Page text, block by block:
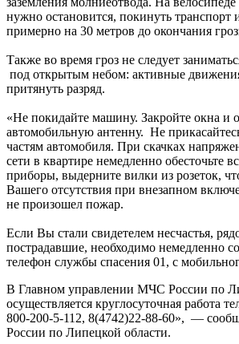
нужно остановится, покинуть транспорт
примерно на 30 метров до окончания
Также во время гроз не следует
под открытым небом: активные
притянуть разряд.
«Не покидайте машину. Закройте окна и
автомобильную антенну. Не
частям автомобиля. При скачках
сети в квартире немедленно обесточьте
приборы, выдерните вилки из розеток,
Вашего отсутствия при внезапном
не произошел пожар.
Если Вы стали свидетелем несчастья,
пострадавшие, необходимо немедленно
телефон службы спасения 01, с
В Главном управлении МЧС России по
осуществляется круглосуточная работа
800-200-5-112, 8(4742)22-88-60», —
России по Липецкой области.